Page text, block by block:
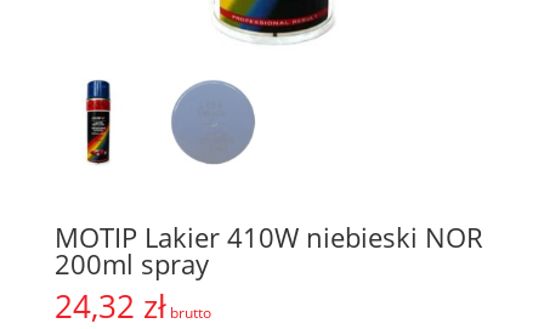
MOTIP Lakier 410W niebieski NOR
200ml spray
24,32 zł brutto